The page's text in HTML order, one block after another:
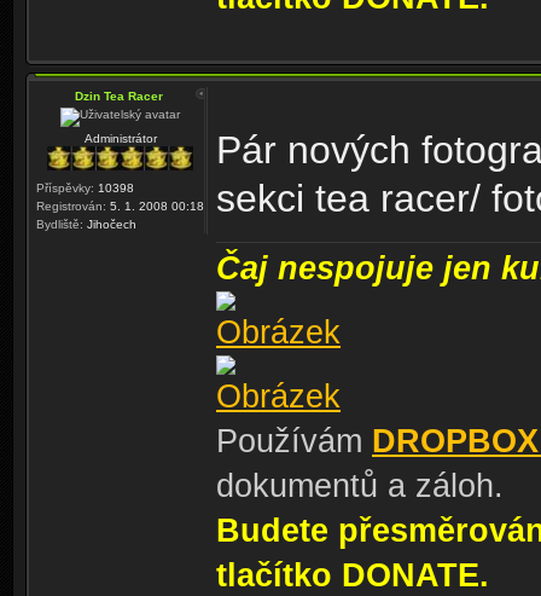
Dzin Tea Racer
Administrátor
Příspěvky: 10398
Registrován: 5. 1. 2008 00:18
Bydliště: Jihočech
Pár nových
sekci tea racer/
Čaj nespojuje jen
Používám
dokumentů a záloh.
Budete
tlačítko DONATE.